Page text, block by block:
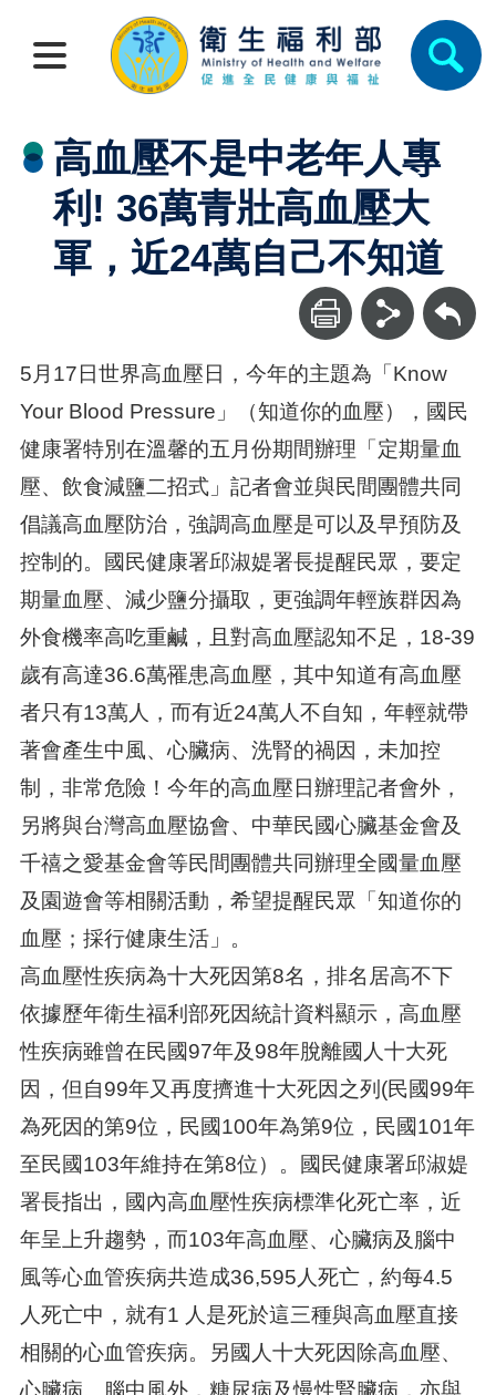
高血壓不是中老年人專
利! 36萬青壯高血壓大
軍，近24萬自己不知道
回上一頁
5月17日世界高血壓日，今年的主題為「Know
Your Blood Pressure」（知道你的血壓），國民
健康署特別在溫馨的五月份期間辦理「定期量血
壓、飲食減鹽二招式」記者會並與民間團體共同
倡議高血壓防治，強調高血壓是可以及早預防及
控制的。國民健康署邱淑媞署長提醒民眾，要定
期量血壓、減少鹽分攝取，更強調年輕族群因為
外食機率高吃重鹹，且對高血壓認知不足，18-39
歲有高達36.6萬罹患高血壓，其中知道有高血壓
者只有13萬人，而有近24萬人不自知，年輕就帶
著會產生中風、心臟病、洗腎的禍因，未加控
制，非常危險！今年的高血壓日辦理記者會外，
另將與台灣高血壓協會、中華民國心臟基金會及
千禧之愛基金會等民間團體共同辦理全國量血壓
及園遊會等相關活動，希望提醒民眾「知道你的
血壓；採行健康生活」。
高血壓性疾病為十大死因第8名，排名居高不下
依據歷年衛生福利部死因統計資料顯示，高血壓
性疾病雖曾在民國97年及98年脫離國人十大死
因，但自99年又再度擠進十大死因之列(民國99年
為死因的第9位，民國100年為第9位，民國101年
至民國103年維持在第8位）。國民健康署邱淑媞
署長指出，國內高血壓性疾病標準化死亡率，近
年呈上升趨勢，而103年高血壓、心臟病及腦中
風等心血管疾病共造成36,595人死亡，約每4.5
人死亡中，就有1 人是死於這三種與高血壓直接
相關的心血管疾病。另國人十大死因除高血壓、
心臟病、腦中風外，糖尿病及慢性腎臟病，亦與